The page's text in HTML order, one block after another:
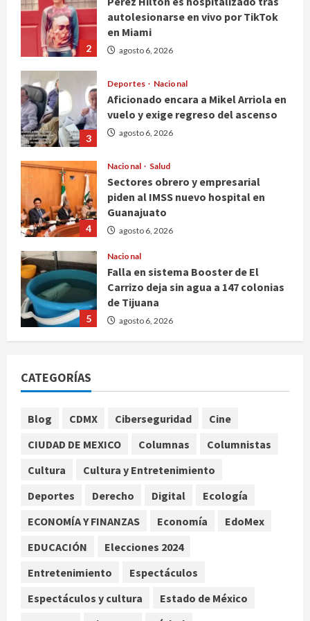
2
autolesionarse en vivo por TikTok
en Miami
agosto 6, 2026
3
Deportes Nacional
Aficionado encara a Mikel Arriola en
vuelo y exige regreso del ascenso
agosto 6, 2026
4
Nacional Salud
Sectores obrero y empresarial
piden al IMSS nuevo hospital en
Guanajuato
agosto 6, 2026
5
Nacional
Falla en sistema Booster de El
Carrizo deja sin agua a 147 colonias
de Tijuana
agosto 6, 2026
pesos en CDMX
Perez Hilton es hospitalizado tras
autolesionarse en vivo por TikTok
agosto 6, 2026
Aficionado encara a Mikel Arriola en
vuelo y exige regreso del ascenso
Salud
CATEGORÍAS
Blog CDMX Ciberseguridad
Cine
CIUDAD DE MEXICO
Columnas
Columnistas
Cultura
Cultura y Entretenimiento
Deportes
Derecho Digital
Ecología
ECONOMÍA Y FINANZAS
Economía
EdoMex
EDUCACIÓN
Elecciones 2024
Entretenimiento
Espectáculos
Espectáculos y cultura
Estado de México